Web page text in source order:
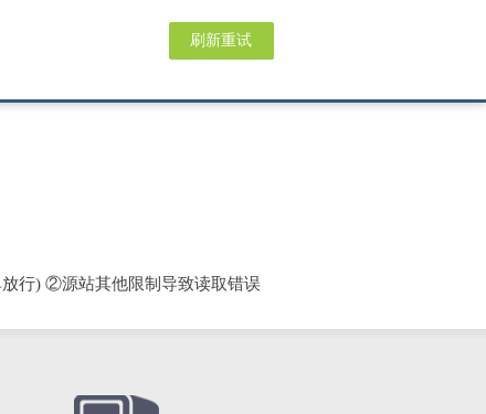
刷新重试
行) ②源站其他限制导致读取错误